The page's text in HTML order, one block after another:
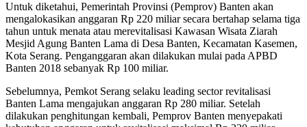
Untuk diketahui, Pemerintah Provinsi (Pemprov) Banten akan
mengalokasikan anggaran Rp 220 miliar secara bertahap selama tiga
tahun untuk menata atau merevitalisasi Kawasan Wisata Ziarah
Mesjid Agung Banten Lama di Desa Banten, Kecamatan Kasemen,
Kota Serang. Penganggaran akan dilakukan mulai pada APBD
Banten 2018 sebanyak Rp 100 miliar.
Sebelumnya, Pemkot Serang selaku leading sector revitalisasi
Banten Lama mengajukan anggaran Rp 280 miliar. Setelah
dilakukan penghitungan kembali, Pemprov Banten menyepakati